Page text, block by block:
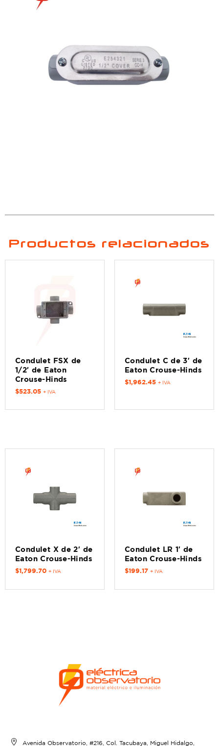
Productos relacionados
Condulet FSX de
1/2′ de Eaton
Crouse-Hinds
$523.05 + IVA
Condulet C de 3′ de
Eaton Crouse-Hinds
$1,962.45 + IVA
Condulet X de 2′ de
Eaton Crouse-Hinds
$1,799.70 + IVA
Condulet LR 1′ de
Eaton Crouse-Hinds
$199.17 + IVA
Avenida Observatorio, #216, Col. Tacubaya, Miguel Hidalgo,